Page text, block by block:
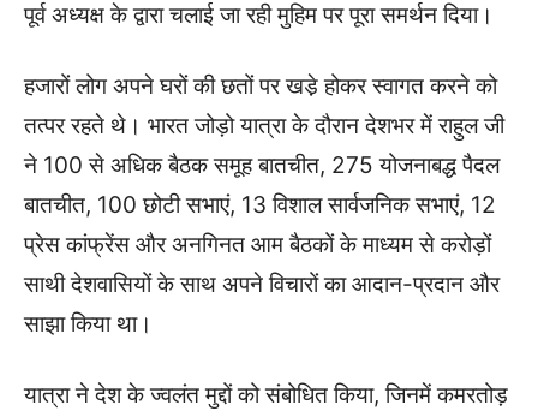
पूर्व अध्यक्ष के द्वारा चलाई जा रही मुहिम पर पूरा समर्थन दिया।
हजारों लोग अपने घरों की छतों पर खडे़ होकर स्वागत करने को
तत्पर रहते थे। भारत जोड़ो यात्रा के दौरान देशभर में राहुल जी
ने 100 से अधिक बैठक समूह बातचीत, 275 योजनाबद्ध पैदल
बातचीत, 100 छोटी सभाएं, 13 विशाल सार्वजनिक सभाएं, 12
प्रेस कांफ्रेंस और अनगिनत आम बैठकों के माध्यम से करोड़ों
साथी देशवासियों के साथ अपने विचारों का आदान-प्रदान और
साझा किया था।
यात्रा ने देश के ज्वलंत मुद्दों को संबोधित किया, जिनमें कमरतोड़